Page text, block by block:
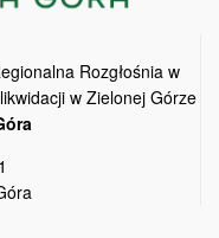
Rozgłośnia w
w Zielonej Górze